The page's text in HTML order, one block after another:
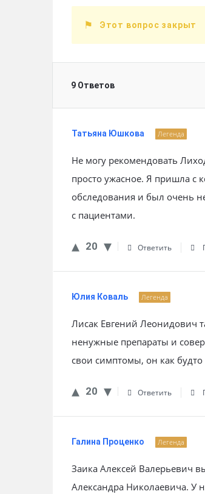
Этот вопрос закрыт
9 Ответов
Татьяна Юшкова Легенда
Не могу рекомендовать
просто ужасное. Я пришла
обследования и был очень
с пациентами.
20 Ответить
Юлия Коваль Легенда
Лисак Евгений Леонидович
ненужные препараты и
свои симптомы, он как
20 Ответить
Галина Проценко Легенда
Заика Алексей Валерьевич
Александра Николаевича. У